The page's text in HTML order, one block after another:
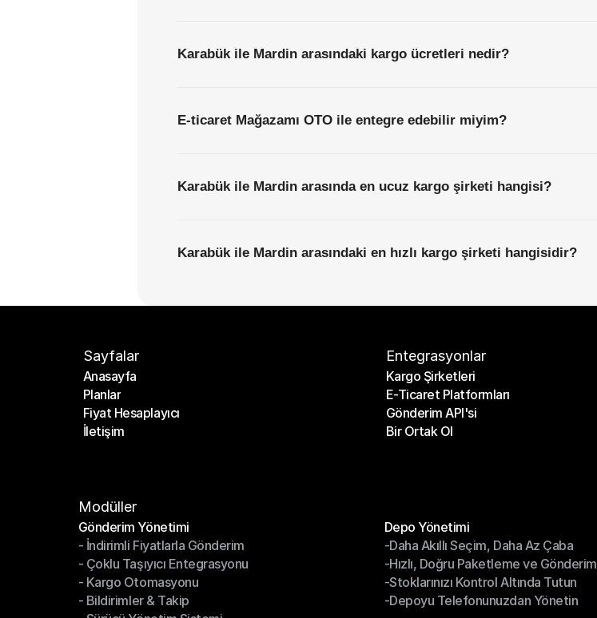
Karabük ile Mardin arasındaki kargo ücretleri nedir?
E-ticaret Mağazamı OTO ile entegre edebilir miyim?
Karabük ile Mardin arasında en ucuz kargo şirketi hangisi?
Karabük ile Mardin arasındaki en hızlı kargo şirketi hangisidir?
Sayfalar
Anasayfa
Anasayfa
Planlar
Planlar
Fiyat Hesaplayıcı
Fiyat Hesaplayıcı
İletişim
Entegrasyonlar
Kargo Şirketleri
Kargo Şirketleri
E-Ticaret Platformları
E-Ticaret Platformları
Gönderim API'si
Gönderim API'si
Bir Ortak Ol
Modüller
Gönderim Yönetimi
Gönderim Yönetimi
- İndirimli Fiyatlarla Gönderim
- İndirimli Fiyatlarla Gönderim
- Çoklu Taşıyıcı Entegrasyonu
- Çoklu Taşıyıcı Entegrasyonu
- Kargo Otomasyonu
- Kargo Otomasyonu
- Bildirimler & Takip
Depo Yönetimi
Depo Yönetimi
-Daha Akıllı Seçim, Daha Az Çaba
-Daha Akıllı Seçim, Daha Az Çaba
-Hızlı, Doğru Paketleme ve Gönderim
-Hızlı, Doğru Paketleme ve Gönderim
-Stoklarınızı Kontrol Altında Tutun
-Stoklarınızı Kontrol Altında Tutun
-Depoyu Telefonunuzdan Yönetin